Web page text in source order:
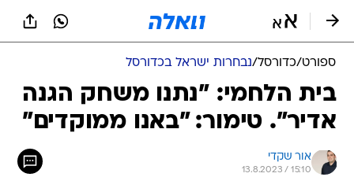
ספורט/כדורסל/נבחרות ישראל בכדורסל
בית הלחמי: "נתנו משחק הגנה
אדיר". טימור: "באנו ממוקדים"
אור שקדי
13.8.2023 / 15:10